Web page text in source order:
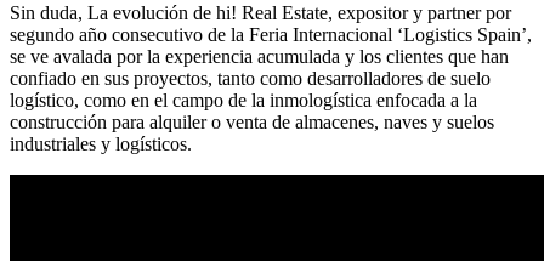
Sin duda, La evolución de hi! Real Estate, expositor y partner por
segundo año consecutivo de la Feria Internacional ‘Logistics Spain’,
se ve avalada por la experiencia acumulada y los clientes que han
confiado en sus proyectos, tanto como desarrolladores de suelo
logístico, como en el campo de la inmologística enfocada a la
construcción para alquiler o venta de almacenes, naves y suelos
industriales y logísticos.